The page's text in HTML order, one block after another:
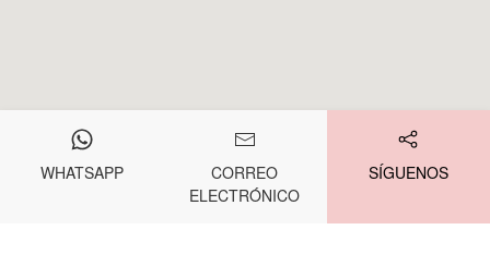
WHATSAPP
CORREO
ELECTRÓNICO
SÍGUENOS